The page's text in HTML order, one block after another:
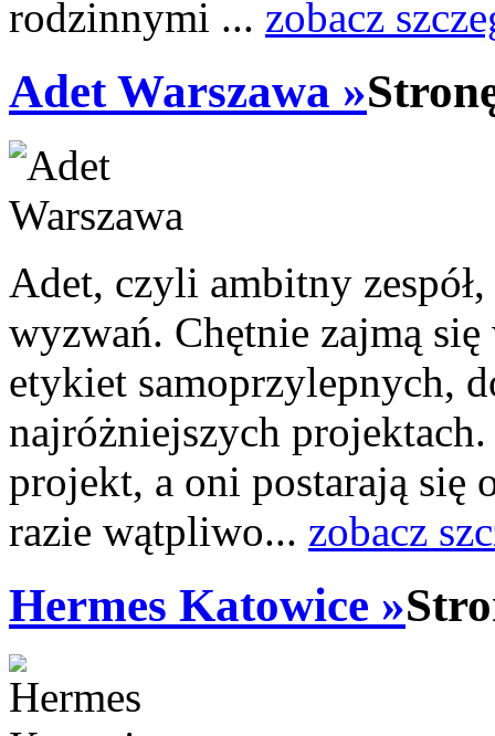
rodzinnymi ... zobacz
Adet Warszawa »
Adet, czyli ambitny
wyzwań. Chętnie zajmą
etykiet samoprzylepnych,
najróżniejszych
projekt, a oni postarają się
razie wątpliwo... zobacz
Hermes Katowice »